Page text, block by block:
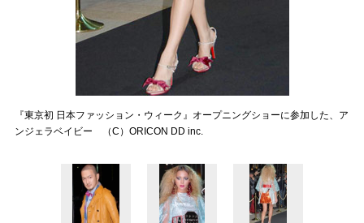
『東京初 日本ファッション・ウィーク』オープニングショーに参加した、ア
ンジェラベイビー （C）ORICON DD inc.